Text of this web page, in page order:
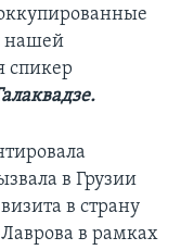
нашей
спикер
в Грузии
в страну
в рамках